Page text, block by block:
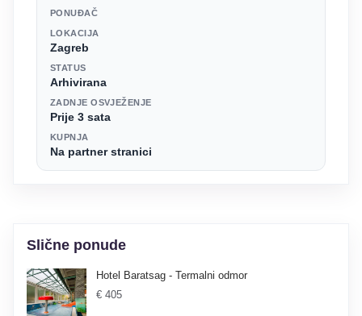
PONUĐAČ
LOKACIJA
Zagreb
STATUS
Arhivirana
ZADNJE OSVJEŽENJE
Prije 3 sata
KUPNJA
Na partner stranici
Slične ponude
Hotel Baratsag - Termalni odmor
€ 405